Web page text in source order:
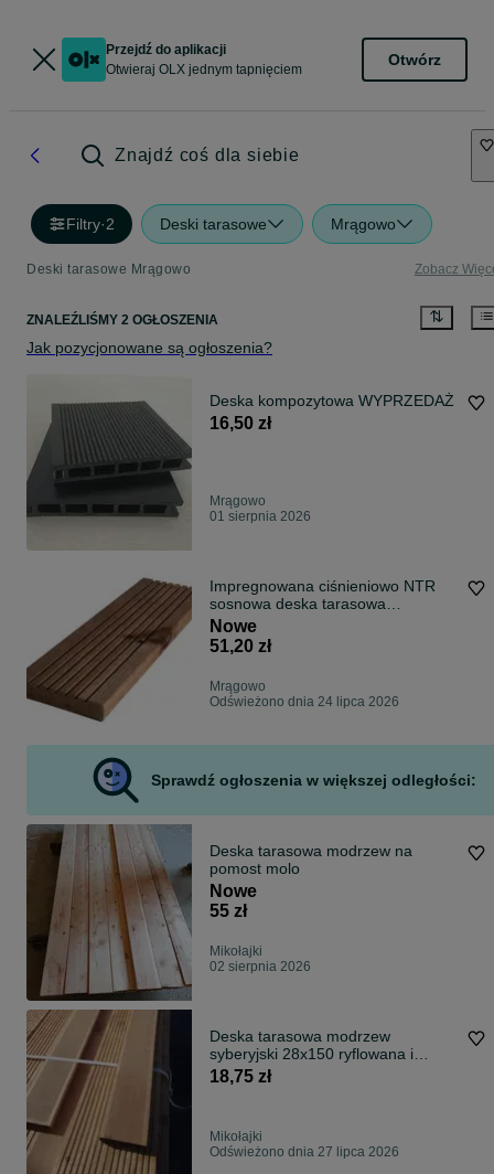
Przejdź do aplikacji
Otwieraj OLX jednym tapnięciem
Otwórz
Znajdź coś dla siebie
Filtry·2 Deski tarasowe Mrągowo
Deski tarasowe Mrągowo Zobacz
ZNALEŹLIŚMY 2 OGŁOSZENIA
Jak pozycjonowane są ogłoszenia?
Deska kompozytowa WYPRZEDAŻ
16,50 zł
Mrągowo
01 sierpnia 2026
Impregnowana ciśnieniowo NTR
sosnowa deska tarasowa
27x145x4000
Nowe
51,20 zł
Mrągowo
Odświeżono dnia 24 lipca 2026
Sprawdź ogłoszenia w większej odległości:
Deska tarasowa modrzew na
pomost molo
Nowe
55 zł
Mikołajki
02 sierpnia 2026
Deska tarasowa modrzew
syberyjski 28x150 ryflowana i
gładka TRANSPORT
18,75 zł
Mikołajki
Odświeżono dnia 27 lipca 2026